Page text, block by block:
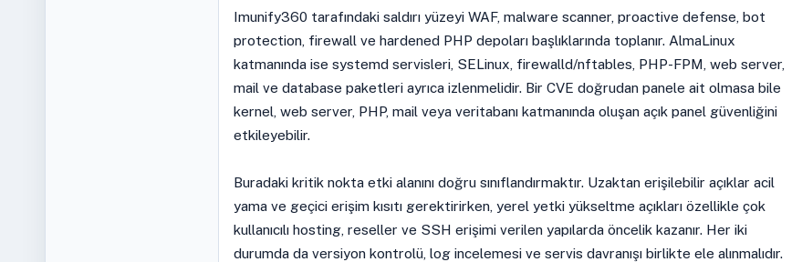
Imunify360 tarafındaki saldırı yüzeyi WAF, malware scanner, proactive defense, bot
protection, firewall ve hardened PHP depoları başlıklarında toplanır. AlmaLinux
katmanında ise systemd servisleri, SELinux, firewalld/nftables, PHP-FPM, web server,
mail ve database paketleri ayrıca izlenmelidir. Bir CVE doğrudan panele ait olmasa bile
kernel, web server, PHP, mail veya veritabanı katmanında oluşan açık panel güvenliğini
etkileyebilir.
Buradaki kritik nokta etki alanını doğru sınıflandırmaktır. Uzaktan erişilebilir açıklar acil
yama ve geçici erişim kısıtı gerektirirken, yerel yetki yükseltme açıkları özellikle çok
kullanıcılı hosting, reseller ve SSH erişimi verilen yapılarda öncelik kazanır. Her iki
durumda da versiyon kontrolü, log incelemesi ve servis davranışı birlikte ele alınmalıdır.